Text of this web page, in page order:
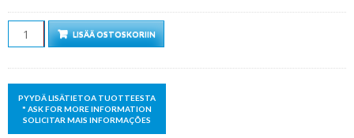
Määrä LISÄÄ OSTOSKORIIN